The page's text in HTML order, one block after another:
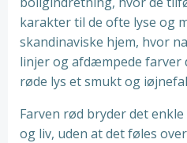
karakter til de ofte lyse og
skandinaviske hjem, hvor
linjer og afdæmpede farver
røde lys et smukt og
Farven rød bryder det
og liv, uden at det føles